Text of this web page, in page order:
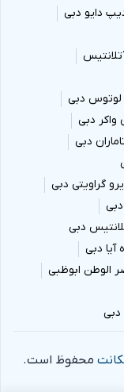
دایو دبی
دبی
دبی
دبی
گراویتی دبی
دبی
آیا دبی
الوطن ابوظبی
دبی
محفوظ است.